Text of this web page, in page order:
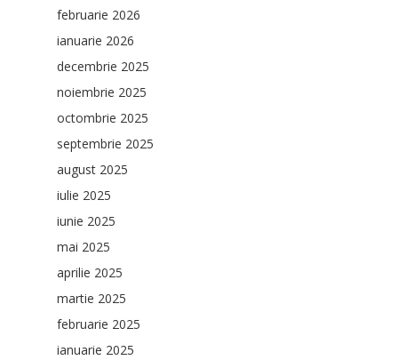
februarie 2026
ianuarie 2026
decembrie 2025
noiembrie 2025
octombrie 2025
septembrie 2025
august 2025
iulie 2025
iunie 2025
mai 2025
aprilie 2025
martie 2025
februarie 2025
ianuarie 2025